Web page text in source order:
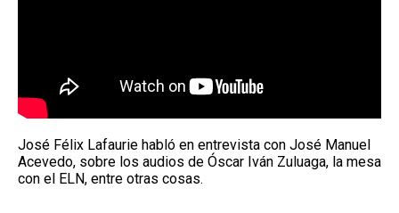
José Félix Lafaurie habló en entrevista con José Manuel
Acevedo, sobre los audios de Óscar Iván Zuluaga, la mesa
con el ELN, entre otras cosas.